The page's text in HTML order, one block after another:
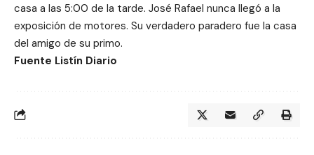
casa a las 5:00 de la tarde. José Rafael nunca llegó a la
exposición de motores. Su verdadero paradero fue la casa
del amigo de su primo.
Fuente Listín Diario